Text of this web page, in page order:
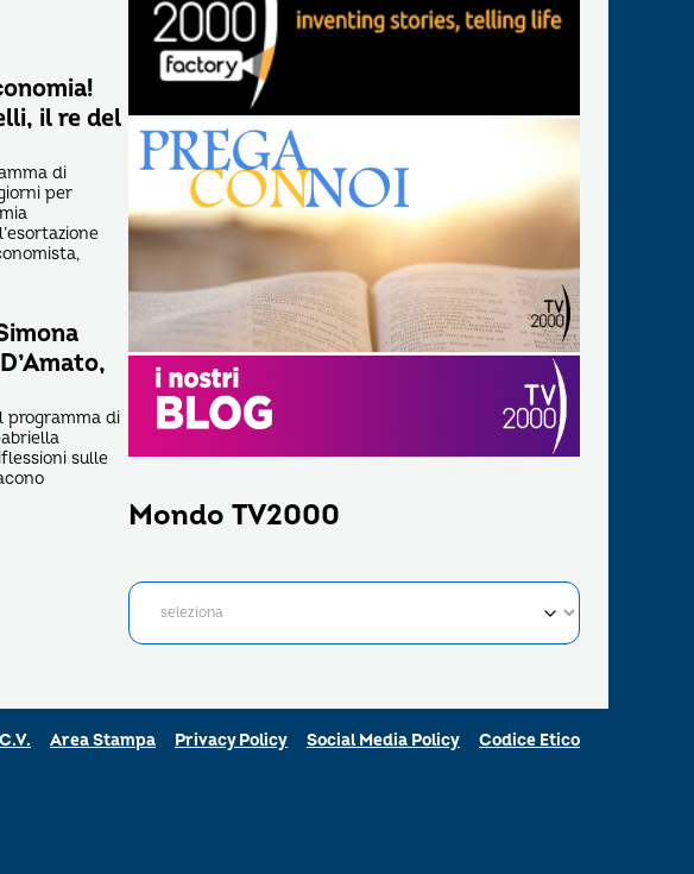
il re del
di
per
programma di
sulle
Mondo TV2000
Area Stampa Privacy Policy Social Media Policy Codice Etico